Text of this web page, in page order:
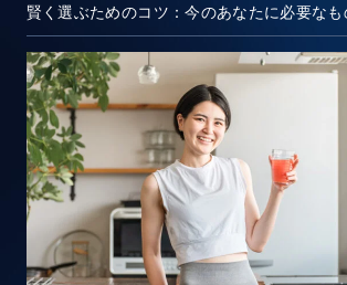
賢く選ぶためのコツ：今のあなたに必要なも